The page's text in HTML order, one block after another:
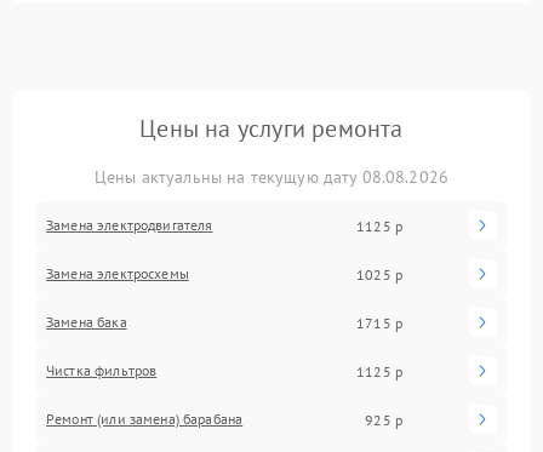
Цены на услуги ремонта
Цены актуальны на текущую дату 08.08.2026
Замена электродвигателя 1125 р
Замена электросхемы 1025 р
Замена бака 1715 р
Чистка фильтров 1125 р
Ремонт (или замена) барабана 925 р